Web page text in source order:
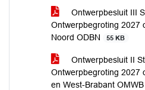
Ontwerpbesluit III
Ontwerpbegroting 2027
Noord ODBN
55 KB
Ontwerpbesluit II
Ontwerpbegroting 2027
en West-Brabant OMWB